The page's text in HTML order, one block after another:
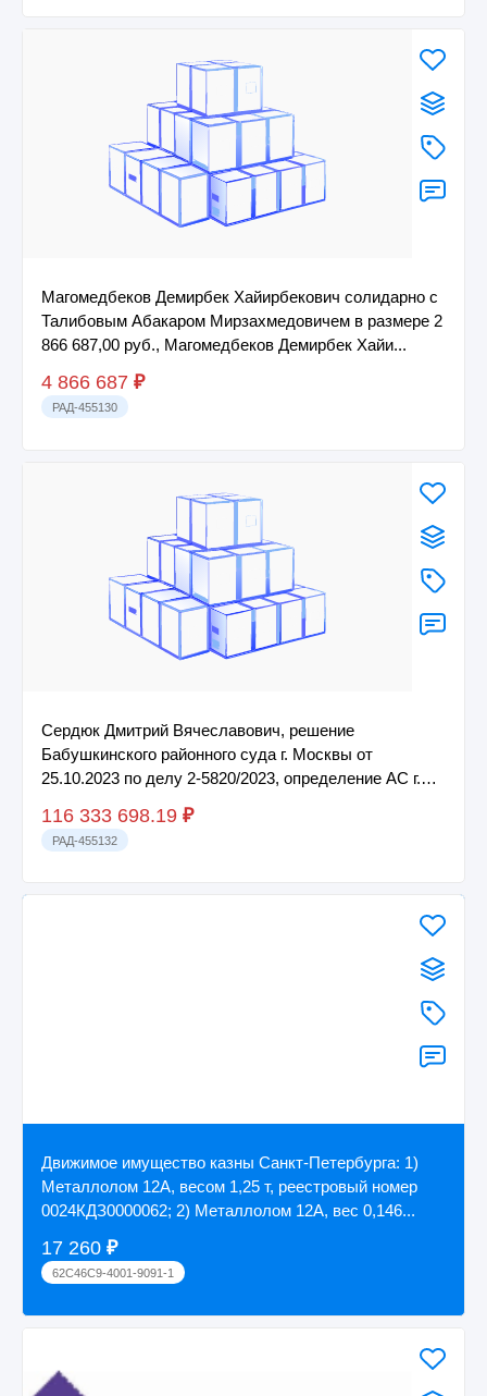
Магомедбеков Демирбек Хайирбекович солидарно с
Талибовым Абакаром Мирзахмедовичем в размере 2
866 687,00 руб., Магомедбеков Демирбек Хайи...
4 866 687 ₽
РАД-455130
Сердюк Дмитрий Вячеславович, решение
Бабушкинского районного суда г. Москвы от
25.10.2023 по делу 2-5820/2023, определение АС г.
116 333 698.19 ₽
РАД-455132
Движимое имущество казны Санкт-Петербурга: 1)
Металлолом 12А, весом 1,25 т, реестровый номер
0024КДЗ0000062; 2) Металлолом 12А, вес 0,146...
17 260 ₽
62C46C9-4001-9091-1